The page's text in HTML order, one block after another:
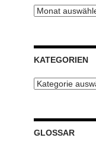
Blogarchiv
KATEGORIEN
Kategorien
GLOSSAR